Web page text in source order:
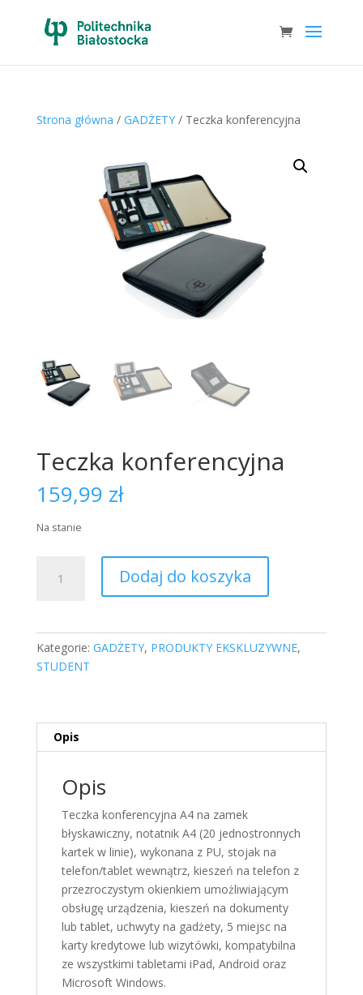
Strona główna / GADŻETY/ Teczka konferencyjna
Teczka konferencyjna
159,99 zł
Na stanie
Teczka
Dodaj do koszyka
Kategorie: GADŻETY, PRODUKTY EKSKLUZYWNE,
STUDENT
Opis
Opis
Teczka konferencyjna A4 na zamek
błyskawiczny, notatnik A4 (20 jednostronnych
kartek w linie), wykonana z PU, stojak na
telefon/tablet wewnątrz, kieszeń na telefon z
przezroczystym okienkiem umożliwiającym
obsługę urządzenia, kieszeń na dokumenty
lub tablet, uchwyty na gadżety, 5 miejsc na
karty kredytowe lub wizytówki, kompatybilna
ze wszystkimi tabletami iPad, Android oraz
Microsoft Windows.